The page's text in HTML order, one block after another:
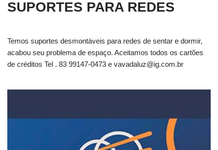
SUPORTES PARA REDES
Temos suportes desmontáveis para redes de sentar e dormir,
acabou seu problema de espaço. Aceitamos todos os cartões
de créditos Tel . 83 99147-0473 e vavadaluz@ig.com.br